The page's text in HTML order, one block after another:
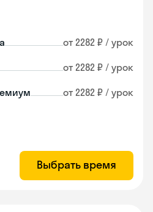
от 2282 ₽ / урок
от 2282 ₽ / урок
от 2282 ₽ / урок
Выбрать время